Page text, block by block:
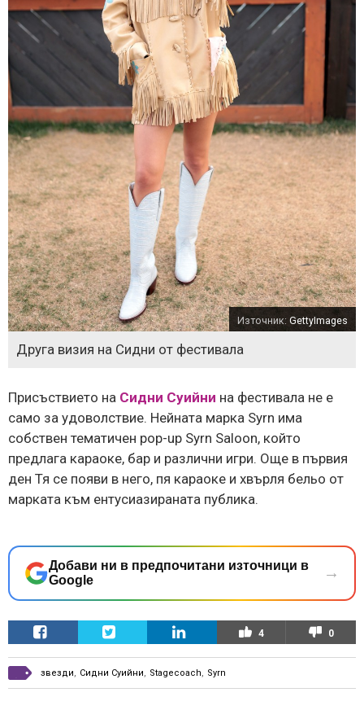
Източник: GettyImages
Друга визия на Сидни от фестивала
Присъствието на Сидни Суийни на фестивала не е
само за удоволствие. Нейната марка Syrn има
собствен тематичен pop-up Syrn Saloon, който
предлага караоке, бар и различни игри. Още в първия
ден Тя се появи в него, пя караоке и хвърля бельо от
марката към ентусиазираната публика.
Добави ни в предпочитани източници в
Google
→
4 0
звезди Сидни Суийни Stagecoach Syrn